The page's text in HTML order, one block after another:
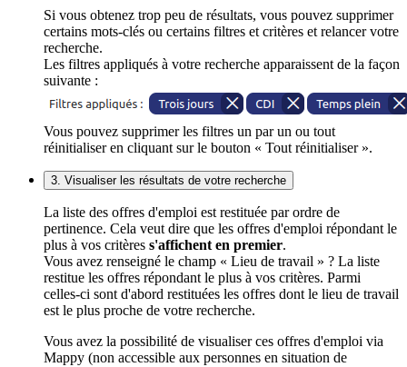
Si vous obtenez trop peu de résultats, vous pouvez supprimer
certains mots-clés ou certains filtres et critères et relancer votre
recherche.
Les filtres appliqués à votre recherche apparaissent de la façon
suivante :
Vous pouvez supprimer les filtres un par un ou tout
réinitialiser en cliquant sur le bouton « Tout réinitialiser ».
3. Visualiser les résultats de votre recherche
La liste des offres d'emploi est restituée par ordre de
pertinence. Cela veut dire que les offres d'emploi répondant le
plus à vos critères s'affichent en premier.
Vous avez renseigné le champ « Lieu de travail » ? La liste
restitue les offres répondant le plus à vos critères. Parmi
celles-ci sont d'abord restituées les offres dont le lieu de travail
est le plus proche de votre recherche.
Vous avez la possibilité de visualiser ces offres d'emploi via
Mappy (non accessible aux personnes en situation de